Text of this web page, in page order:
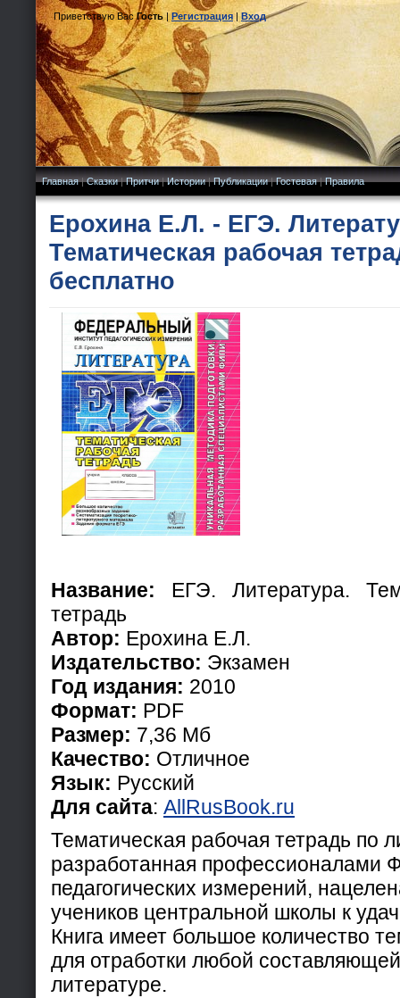
Приветствую Вас Гость|Регистрация|Вход
Главная|Сказки|Притчи|Истории|Публикации|Гостевая|Правила
Ерохина Е.Л. - ЕГЭ.
Тематическая рабочая
бесплатно
Название: ЕГЭ. Литература.
тетрадь
Автор: Ерохина Е.Л.
Издательство: Экзамен
Год издания: 2010
Формат: PDF
Размер: 7,36 Мб
Качество: Отличное
Язык: Русский
Для сайта: AllRusBook.ru
Тематическая рабочая тетрадь по
разработанная профессионалами
педагогических измерений,
учеников центральной школы к
Книга имеет большое количество
для отработки любой
литературе.